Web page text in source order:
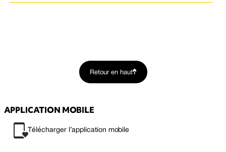
Retour en haut
APPLICATION MOBILE
Télécharger l’application mobile